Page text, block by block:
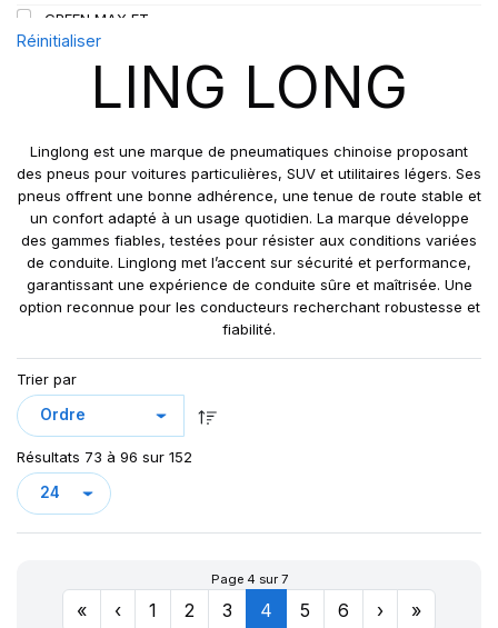
112
112/110
115
115/113
121/120
122/118
131
158/150
177
201
GREEN MAX ET
GREEN MAX HP 010
GREEN MAX HP010
GREEN MAX VAN
GRIP MASTER
KCA651
LB01
LB01N**
LL25
LL 102
LL102
LLA08
LLF26
LLR666
LM11N
LMC4
LXC MASTER
Réinitialiser
LING LONG
Linglong est une marque de pneumatiques chinoise proposant
des pneus pour voitures particulières, SUV et utilitaires légers. Ses
pneus offrent une bonne adhérence, une tenue de route stable et
un confort adapté à un usage quotidien. La marque développe
des gammes fiables, testées pour résister aux conditions variées
de conduite. Linglong met l’accent sur sécurité et performance,
garantissant une expérience de conduite sûre et maîtrisée. Une
option reconnue pour les conducteurs recherchant robustesse et
fiabilité.
Trier par
Résultats 73 à 96 sur 152
Page 4 sur 7
« ‹ 1 2 3 4 5 6 › »